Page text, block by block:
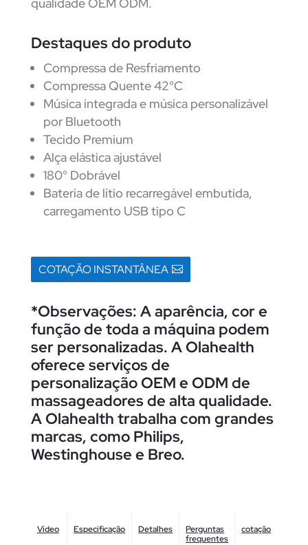
Destaques do produto
Compressa de Resfriamento
Compressa Quente 42°C
Música integrada e música personalizável
por Bluetooth
Tecido Premium
Alça elástica ajustável
180° Dobrável
Bateria de lítio recarregável embutida,
carregamento USB tipo C
COTAÇÃO INSTANTÂNEA
*Observações: A aparência, cor e
função de toda a máquina podem
ser personalizadas. A Olahealth
oferece serviços de
personalização OEM e ODM de
massageadores de alta qualidade.
A Olahealth trabalha com grandes
marcas, como Philips,
Westinghouse e Breo.
Vídeo Especificação Detalhes
Perguntas
frequentes
cotação